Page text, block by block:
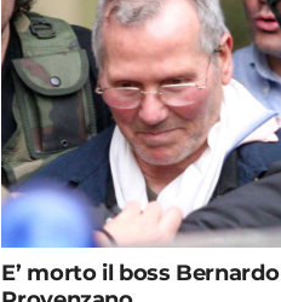
E’ morto il boss Bernardo